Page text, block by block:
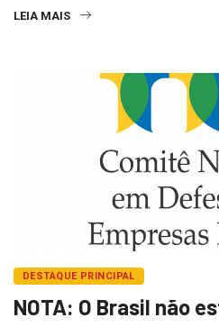
LEIA MAIS
DESTAQUE PRINCIPAL
NOTA: O Brasil não